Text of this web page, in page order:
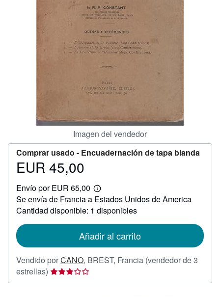
Imagen del vendedor
Comprar usado - Encuadernación de tapa blanda
Precio
45,00
EUR 45,00
Envío por EUR 65,00
Más
información
sobre
las
envío
Se envía de Francia a Estados Unidos de America
Cantidad disponible: 1 disponibles
Añadir al carrito
Vendido porCANO, BREST, Francia (vendedor de 3
estrellas) Calificación
del